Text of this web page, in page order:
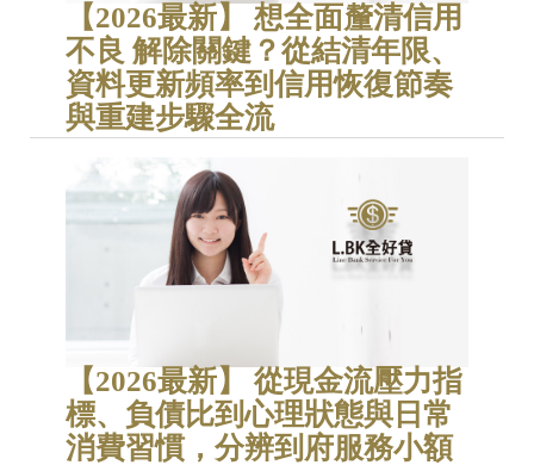
【2026最新】 想全面釐清信用
不良 解除關鍵？從結清年限、
資料更新頻率到信用恢復節奏
與重建步驟全流
【2026最新】 從現金流壓力指
標、負債比到心理狀態與日常
消費習慣，分辨到府服務小額